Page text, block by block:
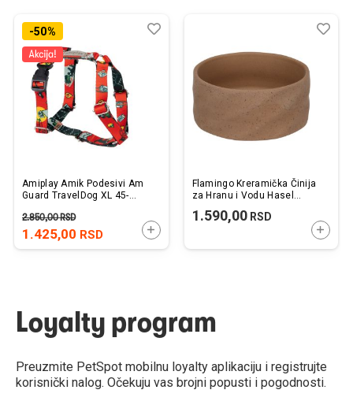
-50%
Amiplay Amik Podesivi Am
Guard TravelDog XL 45-
1.425,00 RSD
2.850,00RSD
DODAJTE U KORPU
Dodaj
Uporedi
Flamingo Kreramička Činija
za Hranu i Vodu Hasel
15,5x6,5x15,5cm / 700ml
1.590,00RSD
Loyalty program
Preuzmite PetSpot mobilnu loyalty aplikaciju i registrujte
korisnički nalog. Očekuju vas brojni popusti i pogodnosti.